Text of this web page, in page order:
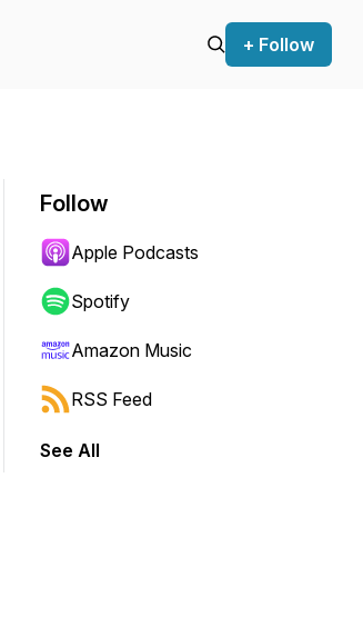
+ Follow
jump forward or backward.
Follow
Apple Podcasts
Spotify
Amazon Music
RSS Feed
See All